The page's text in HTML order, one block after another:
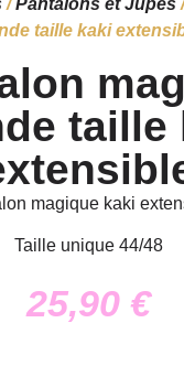
taille kaki
taille
magique kaki
Taille unique 44/48
25,90 €